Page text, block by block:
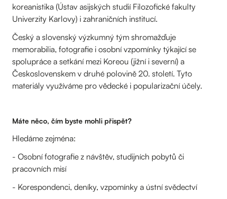
koreanistika (Ústav asijských studií Filozofické fakulty
Univerzity Karlovy) i zahraničních institucí.
Český a slovenský výzkumný tým shromažďuje
memorabilia, fotografie i osobní vzpomínky týkající se
spolupráce a setkání mezi Koreou (jižní i severní) a
Československem v druhé polovině 20. století. Tyto
materiály využíváme pro vědecké i popularizační účely.
Máte něco, čím byste mohli přispět?
Hledáme zejména:
- Osobní fotografie z návštěv, studijních pobytů či
pracovních misí
- Korespondenci, deníky, vzpomínky a ústní svědectví